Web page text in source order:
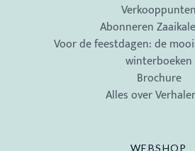
Verkooppunten
Abonneren
Voor de feestdagen: de
winterboeken
Brochure
Alles over
WEBSHOP